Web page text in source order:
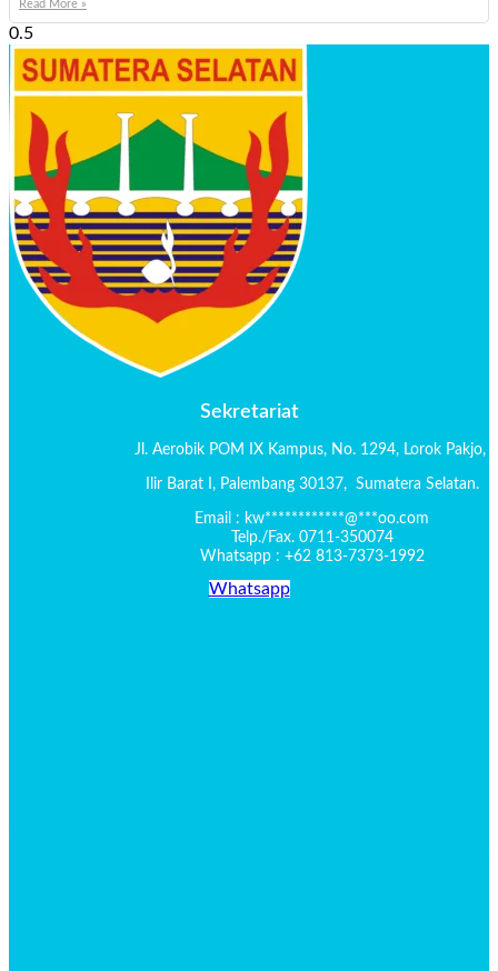
Read More »
Sekretariat
Jl. Aerobik POM IX Kampus, No. 1294, Lorok Pakjo,
Ilir Barat I, Palembang 30137, Sumatera Selatan.
Email : kw************@***oo.com
Telp./Fax. 0711-350074
Whatsapp : +62 813-7373-1992
Whatsapp